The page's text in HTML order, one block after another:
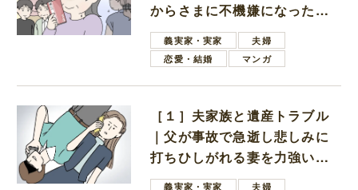
からさまに不機嫌になった義
母義実家・実家
夫婦
恋愛・結婚
マンガ
［１］夫家族と遺産トラブル
｜父が事故で急逝し悲しみに
打ちひしがれる妻を力強い言
葉で励ます夫
義実家・実家
夫婦